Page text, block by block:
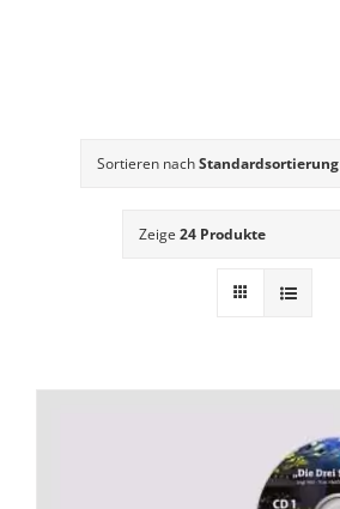
Sortieren nachStandardsortierung
Zeige 24 Produkte